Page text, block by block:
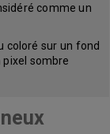
comme un
coloré sur un fond
pixel sombre